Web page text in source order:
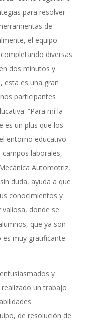
para resolver
de
el equipo
diversas
dos minutos y
esta es una gran
participantes
“Para mí la
es un plus que los
entorno educativo
laborales,
Automotriz,
duda, ayuda a que
conocimientos y
valiosa, donde se
que ya son
es muy gratificante
y
un trabajo
de resolución de